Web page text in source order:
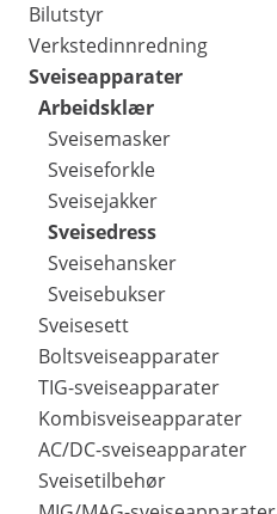
Bilutstyr
Verkstedinnredning
Sveiseapparater
Arbeidsklær
Sveisemasker
Sveiseforkle
Sveisejakker
Sveisedress
Sveisehansker
Sveisebukser
Sveisesett
Boltsveiseapparater
TIG-sveiseapparater
Kombisveiseapparater
AC/DC-sveiseapparater
Sveisetilbehør